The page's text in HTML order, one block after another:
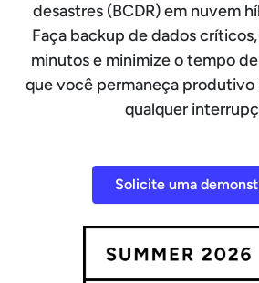
desastres (BCDR) em nuvem
Faça backup de dados
minutos e minimize o tempo
que você permaneça produtivo
qualquer
Solicite uma